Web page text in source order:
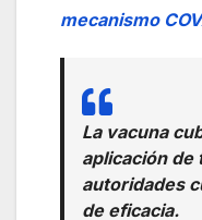
mecanismo
La vacuna
aplicación de
autoridades
de eficacia.